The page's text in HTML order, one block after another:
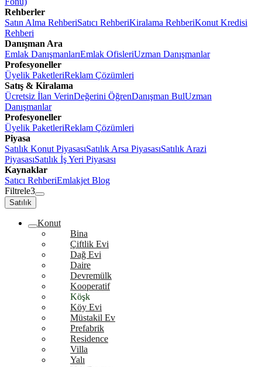
Rehberler
Satın Alma RehberiSatıcı RehberiKiralama RehberiKonut Kredisi
Rehberi
Danışman Ara
Emlak DanışmanlarıEmlak OfisleriUzman Danışmanlar
Profesyoneller
Üyelik PaketleriReklam Çözümleri
Satış & Kiralama
Ücretsiz İlan VerinDeğerini ÖğrenDanışman BulUzman
Danışmanlar
Profesyoneller
Üyelik PaketleriReklam Çözümleri
Piyasa
Satılık Konut PiyasasıSatılık Arsa PiyasasıSatılık Arazi
PiyasasıSatılık İş Yeri Piyasası
Kaynaklar
Satıcı RehberiEmlakjet Blog
Filtrele3
Satılık
Konut
Bina
Çiftlik Evi
Dağ Evi
Daire
Devremülk
Kooperatif
Köşk
Köy Evi
Müstakil Ev
Prefabrik
Residence
Villa
Yalı